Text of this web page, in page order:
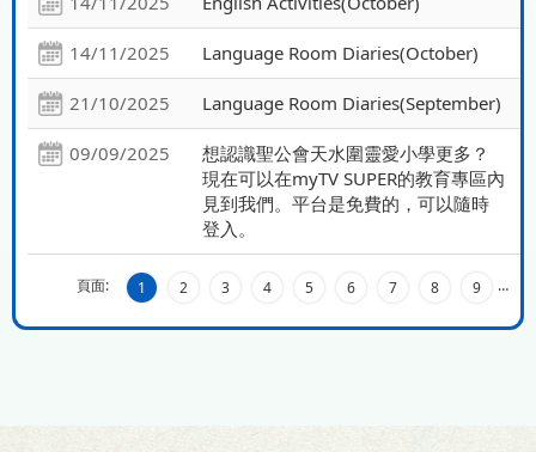
14/11/2025 Language Room Diaries(October)
21/10/2025 Language Room Diaries(September)
09/09/2025
想認識聖公會天水圍靈愛小學更多？
現在可以在myTV SUPER的教育專區內
見到我們。平台是免費的，可以隨時
登入。
頁面: 1 2 3 4 5 6 7 8 9 …